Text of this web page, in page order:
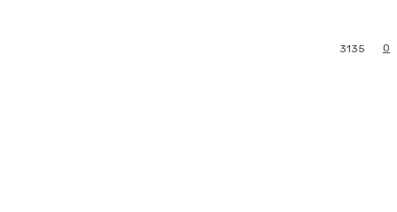
0
3135